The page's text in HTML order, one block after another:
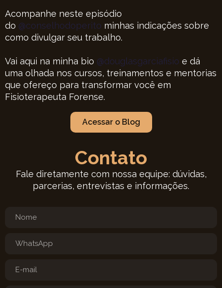
Acompanhe neste episódio
do @conselhodoperito minhas indicações sobre
como divulgar seu trabalho.
Vai aqui na minha bio @douglasgarciafisio e dá
uma olhada nos cursos, treinamentos e mentorias
que ofereço para transformar você em
Fisioterapeuta Forense.
Acessar o Blog
Contato
Fale diretamente com nossa equipe: dúvidas,
parcerias, entrevistas e informações.